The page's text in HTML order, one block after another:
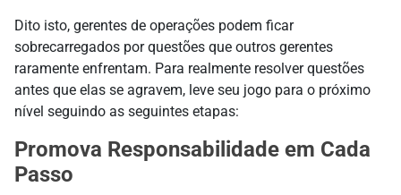
Dito isto, gerentes de operações podem ficar
sobrecarregados por questões que outros gerentes
raramente enfrentam. Para realmente resolver questões
antes que elas se agravem, leve seu jogo para o próximo
nível seguindo as seguintes etapas:
Promova Responsabilidade em Cada
Passo